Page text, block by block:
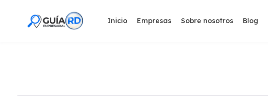
content
Inicio Empresas Sobre nosotros Blog